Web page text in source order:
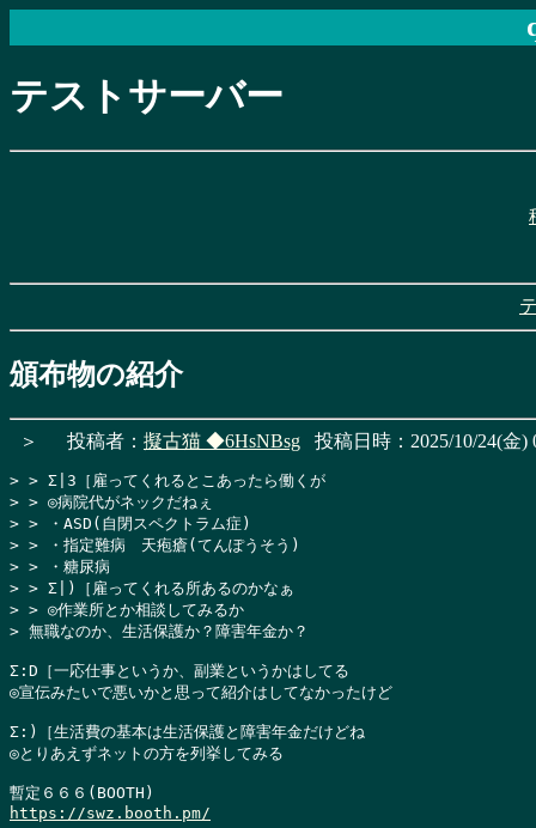
テストサーバー
頒布物の紹介
＞ 投稿者： 擬古猫 ◆6HsNBsg 投稿日時：2025/10/24(金)
> > Σ|3［雇ってくれるとこあったら働くが
> > ◎病院代がネックだねぇ
> > ・ASD(自閉スペクトラム症)
> > ・指定難病　天疱瘡(てんぽうそう)
> > ・糖尿病
> > Σ|)［雇ってくれる所あるのかなぁ
> > ◎作業所とか相談してみるか
> 無職なのか、生活保護か？障害年金か？
Σ:D［一応仕事というか、副業というかはしてる
◎宣伝みたいで悪いかと思って紹介はしてなかったけど
Σ:)［生活費の基本は生活保護と障害年金だけどね
◎とりあえずネットの方を列挙してみる
https://swz.booth.pm/